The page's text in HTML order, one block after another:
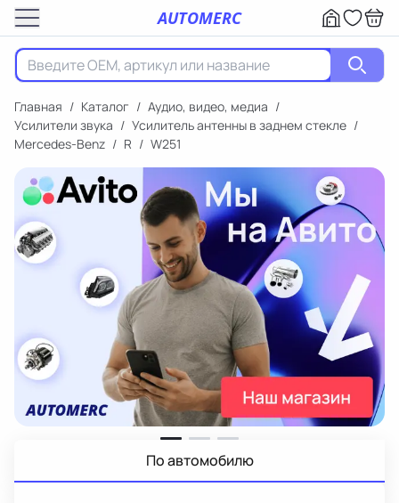
AUTOMERC
Главная / Каталог / Аудио, видео, медиа /
Усилители звука / Усилитель антенны в заднем стекле /
Mercedes-Benz / R / W251
По автомобилю